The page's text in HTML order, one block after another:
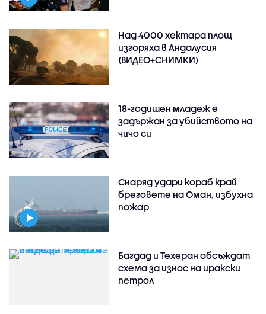
Над 4000 хектара площ
изгоряха в Андалусия
(ВИДЕО+СНИМКИ)
18-годишен младеж е
задържан за убийството на
чичо си
Снаряд удари кораб край
бреговете на Оман, избухна
пожар
Багдад и Техеран обсъждат
схема за износ на иракски
петрол